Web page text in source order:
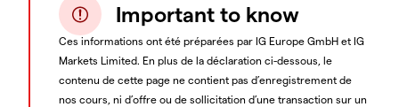
Important to know
Ces informations ont été préparées par IG Europe GmbH et IG
Markets Limited. En plus de la déclaration ci-dessous, le
contenu de cette page ne contient pas d’enregistrement de
nos cours, ni d’offre ou de sollicitation d’une transaction sur un